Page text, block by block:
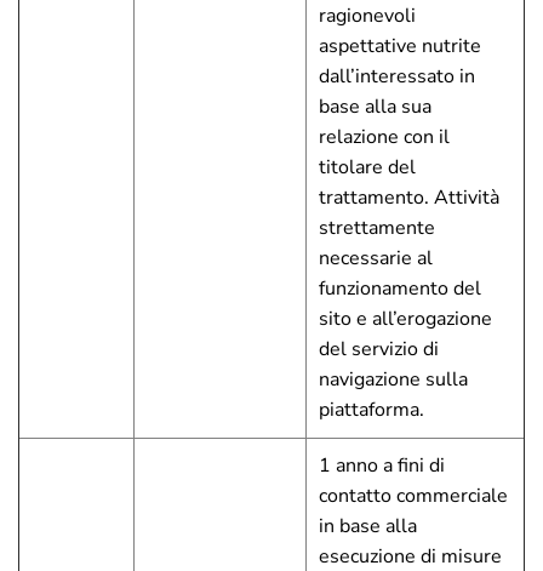
ragionevoli
aspettative nutrite
dall’interessato in
base alla sua
relazione con il
titolare del
trattamento. Attività
strettamente
necessarie al
funzionamento del
sito e all’erogazione
del servizio di
navigazione sulla
piattaforma.
1 anno a fini di
contatto commerciale
in base alla
esecuzione di misure